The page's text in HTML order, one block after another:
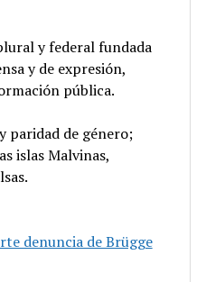
y federal fundada
y de expresión,
pública.
paridad de género;
islas Malvinas,
denuncia de Brügge